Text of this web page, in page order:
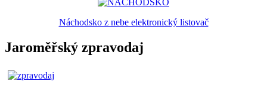
Náchodsko z nebe elektronický listovač
Jaroměřský zpravodaj